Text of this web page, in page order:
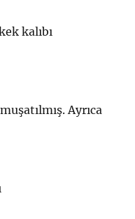
kalıbı
Ayrıca